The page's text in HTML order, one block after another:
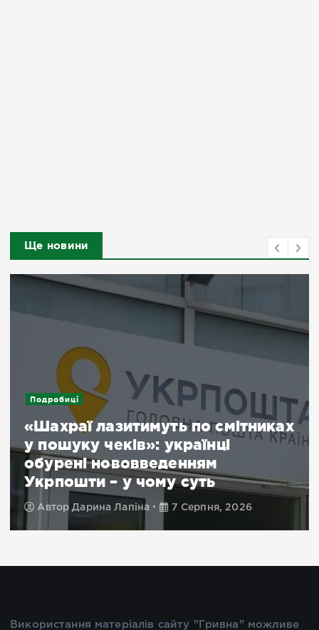
Ще новини
Подробиці
лазитимуть по смітниках
пошуку чеків»: українці
нововведенням
– у чому суть
АвторДарина Лапіна 7 Серпня, 2026
Використання матеріалів сайту "Гривна" можливе